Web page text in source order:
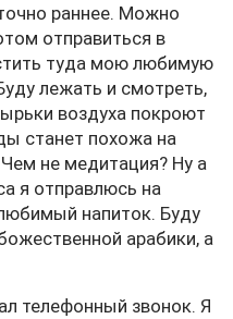
раннее. Можно
отправиться в
туда мою любимую
лежать и смотреть,
воздуха покроют
станет похожа на
не медитация? Ну а
я отправлюсь на
напиток. Буду
арабики, а
телефонный звонок. Я